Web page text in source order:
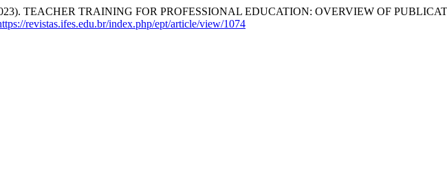
TEACHER TRAINING FOR PROFESSIONAL EDUCATION: OVERVIEW OF
revistas.ifes.edu.br/index.php/ept/article/view/1074